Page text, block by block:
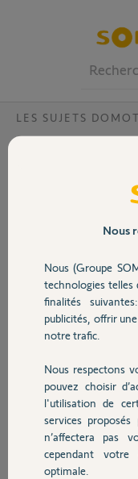
Volet
Sécurité
Domotique
Chauffage
Autres produits
LES SUJETS
ppourquio je
j'avais un signal sonore
et le passage d'une
ceci concerne l alarme
les 3 téléphones sont
je vous remercie d'avance
cordialement
daniel L.
il y a plus d'un an
Nous
Nous (Groupe
technologies telles
finalités
publicités, offrir
notre trafic.
Nous respectons
pouvez choisir
l'utilisation de
services
n’affectera pas
cependant votre
optimale.